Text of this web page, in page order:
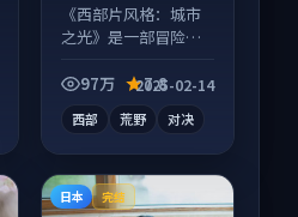
《西部片风格：城市
之光》是一部冒险向
长为内核，情感戏份
97万 7.8
2025-02-14
西部 荒野 对决
日本 完结